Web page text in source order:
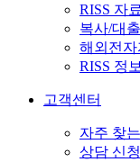
RISS 자
복사/대
해외전
RISS 정
고객센터
자주 찾
상담 신청